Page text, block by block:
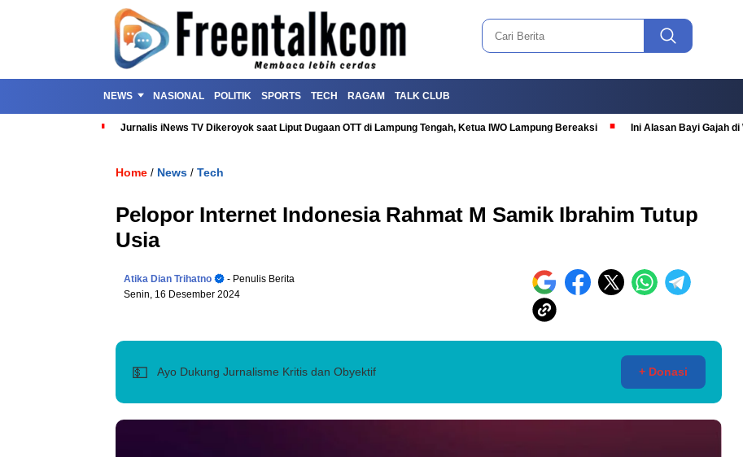
NEWS NASIONAL POLITIK SPORTS TECH RAGAM TALK CLUB
Jurnalis iNews TV Dikeroyok saat Liput Dugaan OTT di Lampung Tengah, Ketua IWO Lampung Bereaksi Ini Alasan Bayi Gajah
Home / News / Tech
Pelopor Internet Indonesia Rahmat M Samik Ibrahim Tutup
Usia
Atika Dian Trihatno
- Penulis Berita
Senin, 16 Desember 2024
💵 Ayo Dukung Jurnalisme Kritis dan Obyektif + Donasi